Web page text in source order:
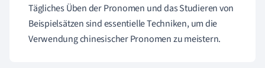
Tägliches Üben der Pronomen und das Studieren von
Beispielsätzen sind essentielle Techniken, um die
Verwendung chinesischer Pronomen zu meistern.